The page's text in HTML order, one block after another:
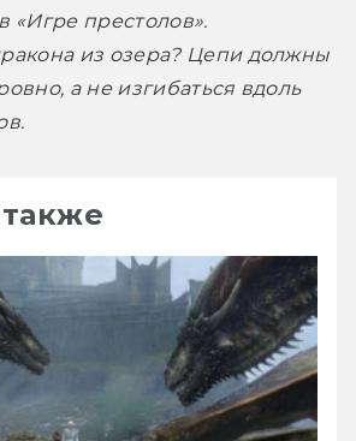
«Игре престолов».
из озера? Цепи должны
а не изгибаться вдоль